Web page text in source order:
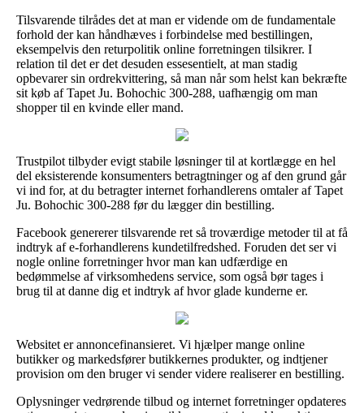
Tilsvarende tilrådes det at man er vidende om de fundamentale
forhold der kan håndhæves i forbindelse med bestillingen,
eksempelvis den returpolitik online forretningen tilsikrer. I
relation til det er det desuden essesentielt, at man stadig
opbevarer sin ordrekvittering, så man når som helst kan bekræfte
sit køb af Tapet Ju. Bohochic 300-288, uafhængig om man
shopper til en kvinde eller mand.
Trustpilot tilbyder evigt stabile løsninger til at kortlægge en hel
del eksisterende konsumenters betragtninger og af den grund går
vi ind for, at du betragter internet forhandlerens omtaler af Tapet
Ju. Bohochic 300-288 før du lægger din bestilling.
Facebook genererer tilsvarende ret så troværdige metoder til at få
indtryk af e-forhandlerens kundetilfredshed. Foruden det ser vi
nogle online forretninger hvor man kan udfærdige en
bedømmelse af virksomhedens service, som også bør tages i
brug til at danne dig et indtryk af hvor glade kunderne er.
Websitet er annoncefinansieret. Vi hjælper mange online
butikker og markedsfører butikkernes produkter, og indtjener
provision om den bruger vi sender videre realiserer en bestilling.
Oplysninger vedrørende tilbud og internet forretninger opdateres